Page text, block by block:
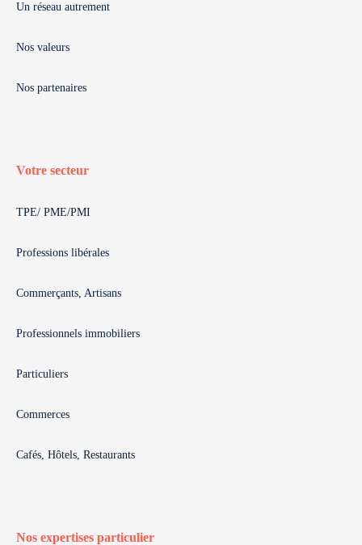
Un réseau autrement
Nos valeurs
Nos partenaires
Votre secteur
TPE/ PME/PMI
Professions libérales
Commerçants, Artisans
Professionnels immobiliers
Particuliers
Commerces
Cafés, Hôtels, Restaurants
Nos expertises particulier